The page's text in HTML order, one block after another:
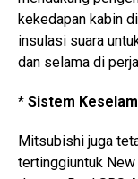
kekedapan kabin
insulasi suara
dan selama di
* Sistem
Mitsubishi juga
tertinggiuntuk